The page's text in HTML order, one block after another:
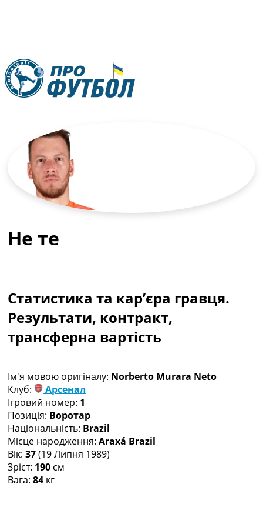
МенюГоловна
Новини футболу
Відео
Новини футболу України
Футбольні трансфери
Останні коментарі
Логін
Рейтінги
Чемпіонат Світу
Україна. Прем’єр-Ліга
Україна. Перша Ліга
Ліга Чемпіонів
Ще Турніри >>>
Таблиці
Чемпіонат Світу. Турнирні таблиці
Таблиця УПЛ
Перша Ліга
Таблиця АПЛ
Таблиця Ла Ліги
Таблиця Ліги Чемпіонів
Всі таблиці >>>
Не те
Статистика та кар’єра гравця.
Результати, контракт,
трансферна вартість
Ім'я мовою оригіналу: Norberto Murara Neto
Клуб:
Арсенал
Ігровий номер: 1
Позиція: Воротар
Національність: Brazil
Місце народження: Araxá Brazil
Вік: 37(19 Липня 1989)
Зріст: 190 см
Вага: 84 кг